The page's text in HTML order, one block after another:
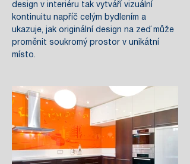
design v interiéru tak vytváří vizuální
kontinuitu napříč celým bydlením a
ukazuje, jak originální design na zeď může
proměnit soukromý prostor v unikátní
místo.